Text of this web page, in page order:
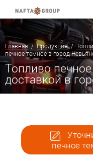
Главная /Продукция/
печное темное в город
Топливо
доставкой в
печное